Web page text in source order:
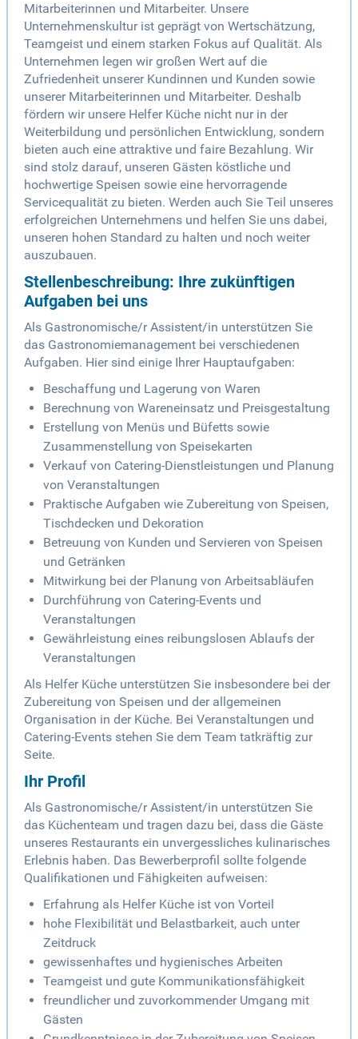
Mitarbeiterinnen und Mitarbeiter. Unsere
Unternehmenskultur ist geprägt von Wertschätzung,
Teamgeist und einem starken Fokus auf Qualität. Als
Unternehmen legen wir großen Wert auf die
Zufriedenheit unserer Kundinnen und Kunden sowie
unserer Mitarbeiterinnen und Mitarbeiter. Deshalb
fördern wir unsere Helfer Küche nicht nur in der
Weiterbildung und persönlichen Entwicklung, sondern
bieten auch eine attraktive und faire Bezahlung. Wir
sind stolz darauf, unseren Gästen köstliche und
hochwertige Speisen sowie eine hervorragende
Servicequalität zu bieten. Werden auch Sie Teil unseres
erfolgreichen Unternehmens und helfen Sie uns dabei,
unseren hohen Standard zu halten und noch weiter
auszubauen.
Stellenbeschreibung: Ihre zukünftigen
Aufgaben bei uns
Als Gastronomische/r Assistent/in unterstützen Sie
das Gastronomiemanagement bei verschiedenen
Aufgaben. Hier sind einige Ihrer Hauptaufgaben:
Beschaffung und Lagerung von Waren
Berechnung von Wareneinsatz und Preisgestaltung
Erstellung von Menüs und Büfetts sowie
Zusammenstellung von Speisekarten
Verkauf von Catering-Dienstleistungen und Planung
von Veranstaltungen
Praktische Aufgaben wie Zubereitung von Speisen,
Tischdecken und Dekoration
Betreuung von Kunden und Servieren von Speisen
und Getränken
Mitwirkung bei der Planung von Arbeitsabläufen
Durchführung von Catering-Events und
Veranstaltungen
Gewährleistung eines reibungslosen Ablaufs der
Veranstaltungen
Als Helfer Küche unterstützen Sie insbesondere bei der
Zubereitung von Speisen und der allgemeinen
Organisation in der Küche. Bei Veranstaltungen und
Catering-Events stehen Sie dem Team tatkräftig zur
Seite.
Ihr Profil
Als Gastronomische/r Assistent/in unterstützen Sie
das Küchenteam und tragen dazu bei, dass die Gäste
unseres Restaurants ein unvergessliches kulinarisches
Erlebnis haben. Das Bewerberprofil sollte folgende
Qualifikationen und Fähigkeiten aufweisen:
Erfahrung als Helfer Küche ist von Vorteil
hohe Flexibilität und Belastbarkeit, auch unter
Zeitdruck
gewissenhaftes und hygienisches Arbeiten
Teamgeist und gute Kommunikationsfähigkeit
freundlicher und zuvorkommender Umgang mit
Gästen